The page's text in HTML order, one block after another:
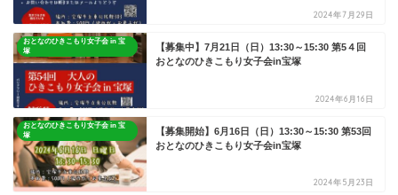
2024年7月29日
おとなのひきこもり女子会 in 宝
塚
【募集中】7月21日（日）13:30～15:30 第5４回
おとなのひきこもり女子会in宝塚
2024年6月16日
おとなのひきこもり女子会 in 宝
塚
【募集開始】6月16日（日）13:30～15:30 第53回
おとなのひきこもり女子会in宝塚
2024年5月23日